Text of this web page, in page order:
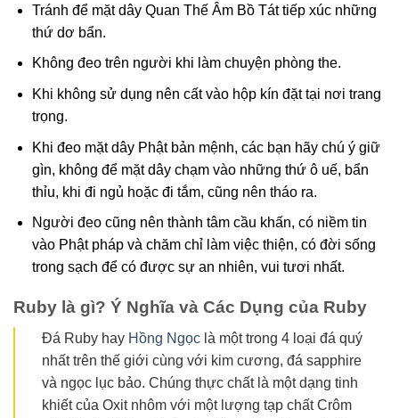
Tránh để mặt dây Quan Thế Âm Bồ Tát tiếp xúc những
thứ dơ bẩn.
Không đeo trên người khi làm chuyện phòng the.
Khi không sử dụng nên cất vào hộp kín đặt tại nơi trang
trọng.
Khi đeo mặt dây Phật bản mệnh, các bạn hãy chú ý giữ
gìn, không để mặt dây chạm vào những thứ ô uế, bẩn
thỉu, khi đi ngủ hoặc đi tắm, cũng nên tháo ra.
Người đeo cũng nên thành tâm cầu khấn, có niềm tin
vào Phật pháp và chăm chỉ làm việc thiện, có đời sống
trong sạch để có được sự an nhiên, vui tươi nhất.
Ruby là gì? Ý Nghĩa và Các Dụng của Ruby
Đá Ruby hay Hồng Ngọc là một trong 4 loại đá quý
nhất trên thế giới cùng với kim cương, đá sapphire
và ngọc lục bảo. Chúng thực chất là một dạng tinh
khiết của Oxit nhôm với một lượng tạp chất Crôm